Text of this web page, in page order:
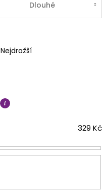
Dlouhé
Nejdražší
329 Kč